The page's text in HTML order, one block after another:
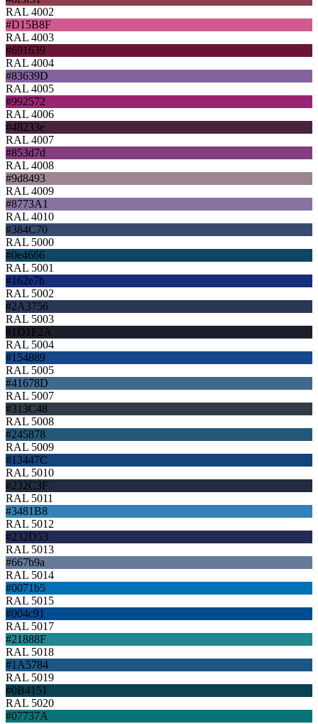
RAL 4002
#D15B8F
RAL 4003
#691639
RAL 4004
#83639D
RAL 4005
#992572
RAL 4006
#48233e
RAL 4007
#853d7d
RAL 4008
#9d8493
RAL 4009
#8773A1
RAL 4010
#384C70
RAL 5000
#0e4666
RAL 5001
#162e7b
RAL 5002
#2A3756
RAL 5003
#1D1F2A
RAL 5004
#154889
RAL 5005
#41678D
RAL 5007
#313C48
RAL 5008
#245878
RAL 5009
#13447C
RAL 5010
#232C3F
RAL 5011
#3481B8
RAL 5012
#232D53
RAL 5013
#667b9a
RAL 5014
#0071b5
RAL 5015
#004c91
RAL 5017
#21888F
RAL 5018
#1A5784
RAL 5019
#0B4151
RAL 5020
#07737A